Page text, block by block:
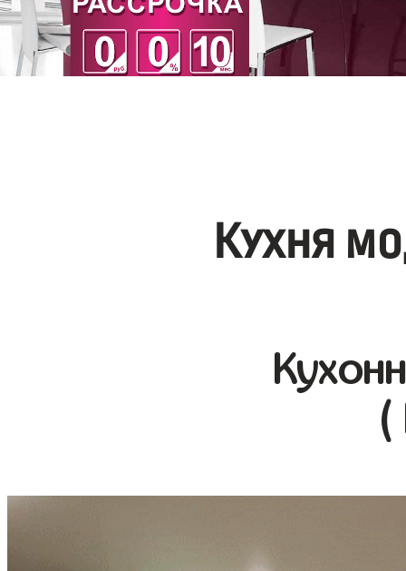
Кухня
(